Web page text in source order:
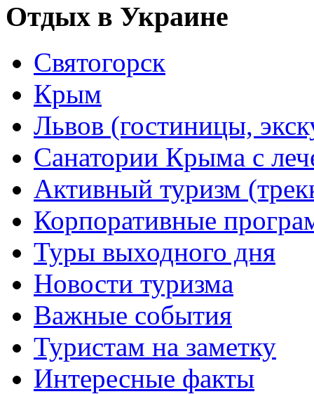
Отдых в Украине
Святогорск
Крым
Львов (гостиницы,
Санатории Крыма с
Активный туризм
Корпоративные
Туры выходного дня
Новости туризма
Важные события
Туристам на заметку
Интересные факты